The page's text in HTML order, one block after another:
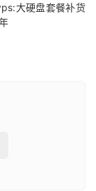
大硬盘套餐补货